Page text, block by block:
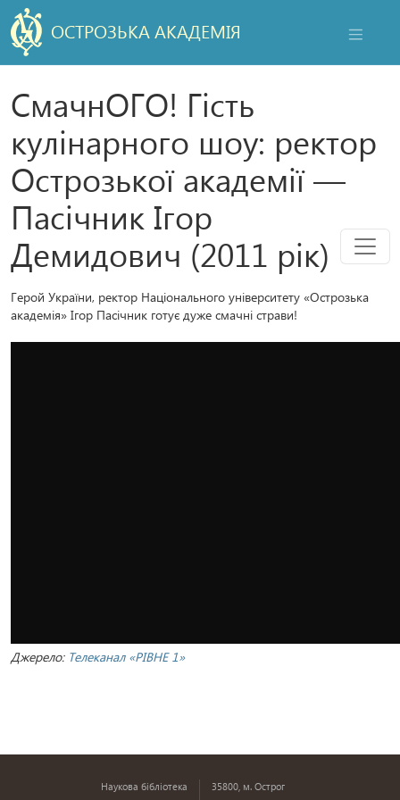
ОСТРОЗЬКА АКАДЕМІЯ
СмачнОГО! Гість
кулінарного шоу: ректор
Острозької академії —
Пасічник Ігор
Демидович (2011 рік)
Меню
Герой України, ректор Національного університету «Острозька
академія» Ігор Пасічник готує дуже смачні страви!
Джерело: Телеканал «РІВНЕ 1»
Наукова бібліотека
35800, м. Острог